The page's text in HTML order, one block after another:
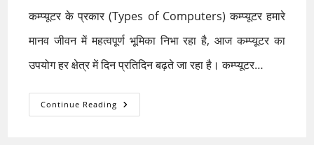
कम्प्यूटर के प्रकार (Types of Computers) कम्प्यूटर हमारे
मानव जीवन में महत्वपूर्ण भूमिका निभा रहा है, आज कम्प्यूटर का
उपयोग हर क्षेत्र में दिन प्रतिदिन बढ़ते जा रहा है। कम्प्यूटर…
Continue Reading कम्प्यूटर
के